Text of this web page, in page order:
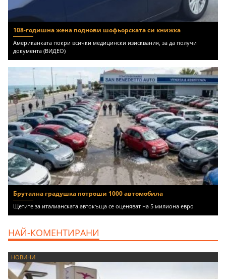
108-годишна жена поднови шофьорската си книжка
Американката покри всички медицински изисквания, за да получи
документа (ВИДЕО)
Брутална градушка потроши 1000 автомобила
Щетите за италианската автокъща се оценяват на 5 милиона евро
НАЙ-КОМЕНТИРАНИ
НОВИНИ